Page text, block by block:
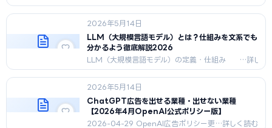
SEO/GEO/AEO/AIOとの違い・引用
される4要因・技術施策・コンテンツ施
策・業種別優先施策・失敗パターン・
導入ロードマップを2026年5月最新版
で完全解説。
2026年5月14日
LLM（大規模言語モデル）とは？仕組みを文系でも
分かるよう徹底解説2026
LLM（大規模言語モデル）の定義・仕組み
（事前学習→ファインチューニング→RLHF）・
Transformer解説・主要モデル比較
（GPT/Claude/Gemini/Llama/Mistral）・
ビジネス活用・ハルシネーション対策を文系向
けに2026年5月版で完全解説。
2026年5月14日
ChatGPT広告を出せる業種・出せない業種
【2026年4月OpenAI公式ポリシー版】
2026-04-29 OpenAI広告ポリシー更